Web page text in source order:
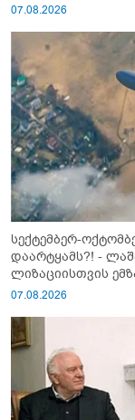
07.08.2026
სექტემბერ-
დაარტყამს?! -
ლიზაციისთვის
გაიწვიონ ომში"
07.08.2026